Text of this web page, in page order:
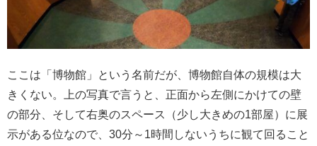
ここは「博物館」という名前だが、博物館自体の規模は大
きくない。上の写真で言うと、正面から左側にかけての壁
の部分、そして右奥のスペース（少し大きめの1部屋）に展
示がある位なので、30分～1時間しないうちに観て回ること